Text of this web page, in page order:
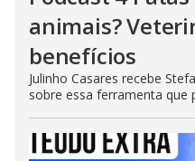
animais?
benefícios
Julinho Casares recebe
sobre essa ferramenta